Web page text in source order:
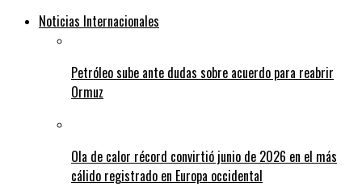
Noticias Internacionales
Petróleo sube ante dudas sobre acuerdo para reabrir
Ormuz
Ola de calor récord convirtió junio de 2026 en el más
cálido registrado en Europa occidental